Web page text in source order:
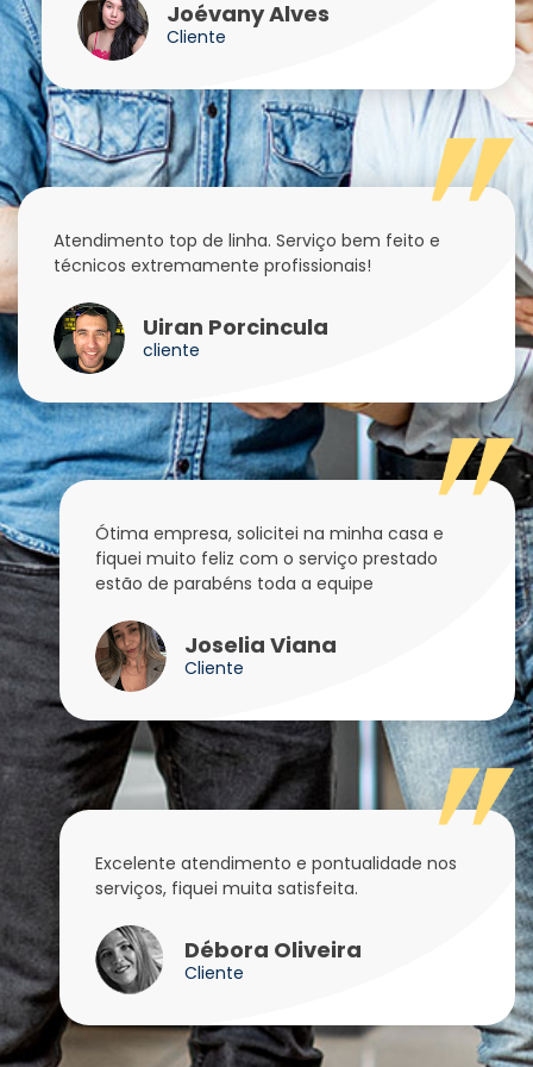
Joévany Alves
Cliente
Atendimento top de linha. Serviço bem feito e
técnicos extremamente profissionais!
Uiran Porcincula
cliente
Ótima empresa, solicitei na minha casa e
fiquei muito feliz com o serviço prestado
estão de parabéns toda a equipe
Joselia Viana
Cliente
Excelente atendimento e pontualidade nos
serviços, fiquei muita satisfeita.
Débora Oliveira
Cliente